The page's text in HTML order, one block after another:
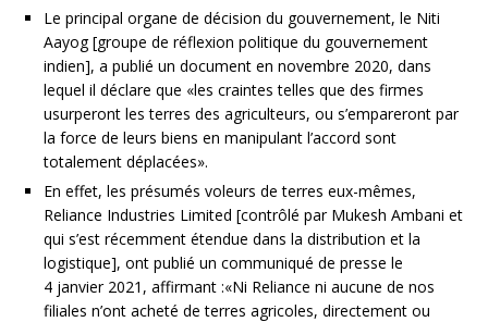
Le principal organe de décision du gouvernement, le Niti
Aayog [groupe de réflexion politique du gouvernement
indien], a publié un document en novembre 2020, dans
lequel il déclare que «les craintes telles que des firmes
usurperont les terres des agriculteurs, ou s’empareront par
la force de leurs biens en manipulant l’accord sont
totalement déplacées».
En effet, les présumés voleurs de terres eux-mêmes,
Reliance Industries Limited [contrôlé par Mukesh Ambani et
qui s’est récemment étendue dans la distribution et la
logistique], ont publié un communiqué de presse le
4 janvier 2021, affirmant :«Ni Reliance ni aucune de nos
filiales n’ont acheté de terres agricoles, directement ou